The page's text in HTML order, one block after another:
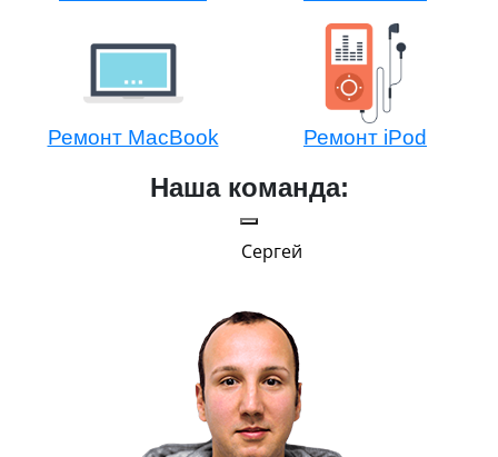
Ремонт MacBook Ремонт iPod
Наша команда:
Сергей